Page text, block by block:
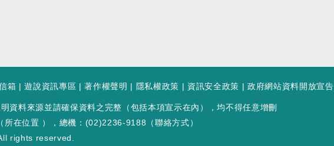
箱 |遊說資訊專區 |著作權聲明 | 隱私權政策 | 資訊安全政策 |政府網站資料開放宣告
資料來源並請確保資料之完整（包括本項宣示在內），均不得任意增刪
所在位置 ），總機：(02)2236-9188（聯絡方式）
rights reserved.